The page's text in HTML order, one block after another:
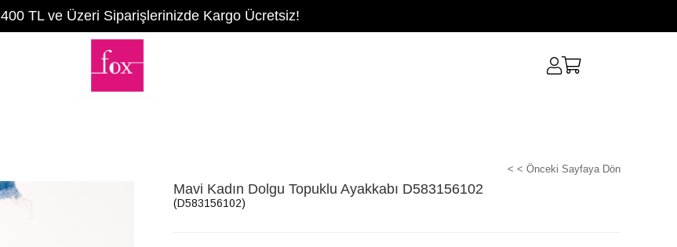
400 TL ve Üzeri Siparişlerinizde Kargo Ücretsiz!
< < Önceki Sayfaya Dön
Mavi Kadın Dolgu Topuklu Ayakkabı D583156102
(D583156102)